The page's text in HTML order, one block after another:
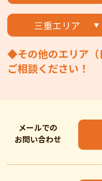
三重エリア
◆その他のエリア（
ご相談ください！
メールでの
お問い合わせ